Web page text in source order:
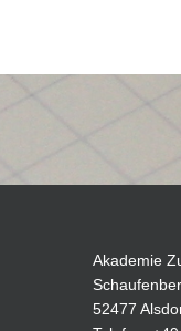
Akademie
52477